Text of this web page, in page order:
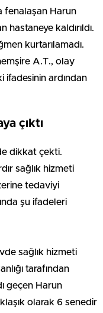
fenalaşan Harun
hastaneye kaldırıldı.
kurtarılamadı.
A.T., olay
ifadesinin ardından
çıktı
dikkat çekti.
sağlık hizmeti
tedaviyi
şu ifadeleri
sağlık hizmeti
tarafından
geçen Harun
olarak 6 senedir